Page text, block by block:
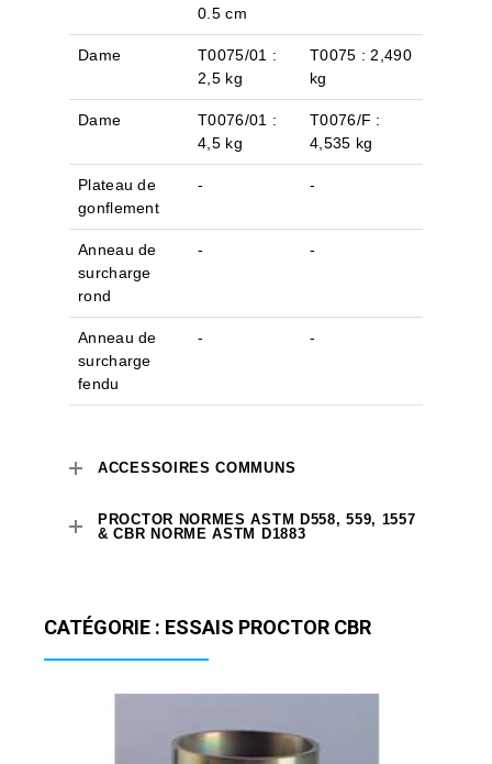
0.5 cm
Dame
T0075/01 :
2,5 kg
T0075 : 2,490
kg
Dame
T0076/01 :
4,5 kg
T0076/F :
4,535 kg
Plateau de
gonflement
- -
Anneau de
surcharge
rond
- -
Anneau de
surcharge
fendu
- -
ACCESSOIRES COMMUNS
PROCTOR NORMES ASTM D558, 559, 1557
& CBR NORME ASTM D1883
CATÉGORIE : ESSAIS PROCTOR CBR